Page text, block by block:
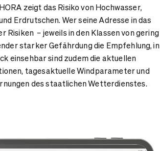
zeigt das Risiko von Hochwasser,
Erdrutschen. Wer seine Adresse in das
Risiken – jeweils in den Klassen von gering
starker Gefährdung die Empfehlung, in
einsehbar sind zudem die aktuellen
tagesaktuelle Windparameter und
des staatlichen Wetterdienstes.